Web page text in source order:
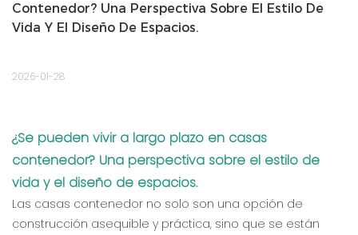
Contenedor? Una Perspectiva Sobre El Estilo De
Vida Y El Diseño De Espacios.
2026-01-28
¿Se pueden vivir a largo plazo en casas
contenedor? Una perspectiva sobre el estilo de
vida y el diseño de espacios.
Las casas contenedor no solo son una opción de
construcción asequible y práctica, sino que se están